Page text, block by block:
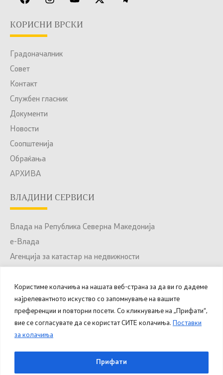
Користиме колачиња на нашата веб-страна за да ви го дадеме
најрелевантното искуство со запомнување на вашите
преференции и повторни посети. Со кликнување на „Прифати“,
вие се согласувате да се користат СИТЕ колачиња. Поставки
за колачиња
Прифати
КОРИСНИ ВРСКИ
Градоначалник
Совет
Контакт
Службен гласник
Документи
Новости
Соопштенија
Обраќања
АРХИВА
ВЛАДИНИ СЕРВИСИ
Влада на Република Северна Македонија
е-Влада
Агенција за катастар на недвижности
Портал за отворени податоци
Национален Портал за е-Услуги
© 2025 – 2026 Општина Куманово. Сите права